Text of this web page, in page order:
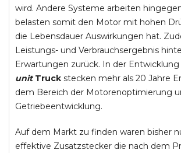
wird. Andere Systeme arbeiten
belasten somit den Motor mit hohen
die Lebensdauer Auswirkungen hat.
Leistungs- und Verbrauchsergebnis
Erwartungen zurück. In der Entwicklung
unit Truck stecken mehr als 20 Jahre
dem Bereich der Motorenoptimierung
Getriebeentwicklung.
Auf dem Markt zu finden waren bisher
effektive Zusatzstecker die nach dem